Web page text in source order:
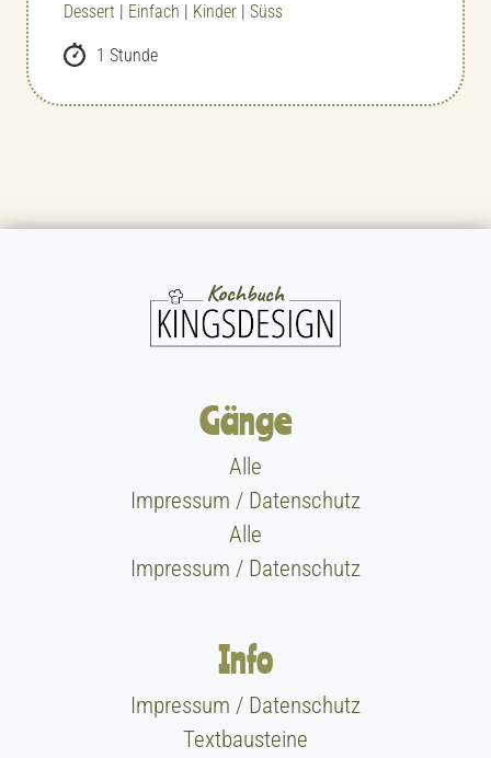
Dessert | Einfach | Kinder | Süss
1 Stunde
Gänge
Alle
Impressum / Datenschutz
Alle
Impressum / Datenschutz
Info
Impressum / Datenschutz
Textbausteine